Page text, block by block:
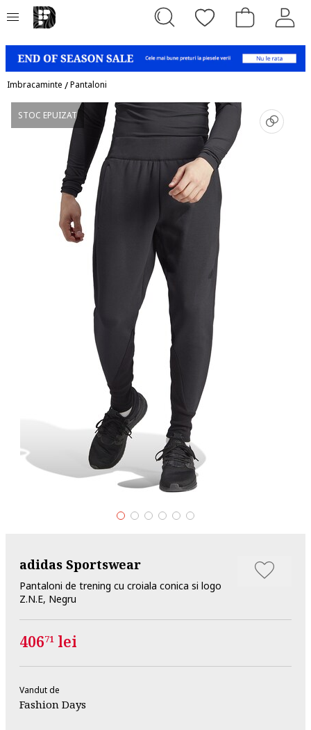
Imbracaminte /Pantaloni
STOC EPUIZAT
adidas Sportswear
Pantaloni de trening cu croiala conica si logo
Z.N.E, Negru
40671 lei
Vandut de
Fashion Days